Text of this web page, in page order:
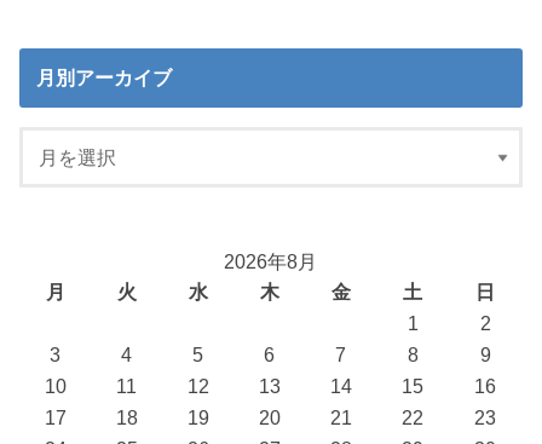
月別アーカイブ
2026年8月
月
火 水 木 金 土
日
1
2
3
4 5 6 7 8
9
10
11 12 13 14 15
16
17
18 19 20 21 22
23